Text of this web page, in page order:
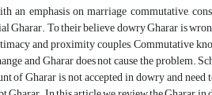
emphasis on marriage commutative,
Gharar. To their believe dowry Gharar is
and proximity couples, Commutative
and Gharar does not cause the problem.
of Gharar is not accepted in dowry and need